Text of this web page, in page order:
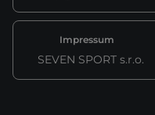
Impressum
SEVEN SPORT s.r.o.